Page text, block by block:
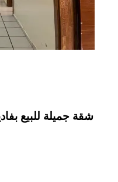
شقة جميلة للبيع